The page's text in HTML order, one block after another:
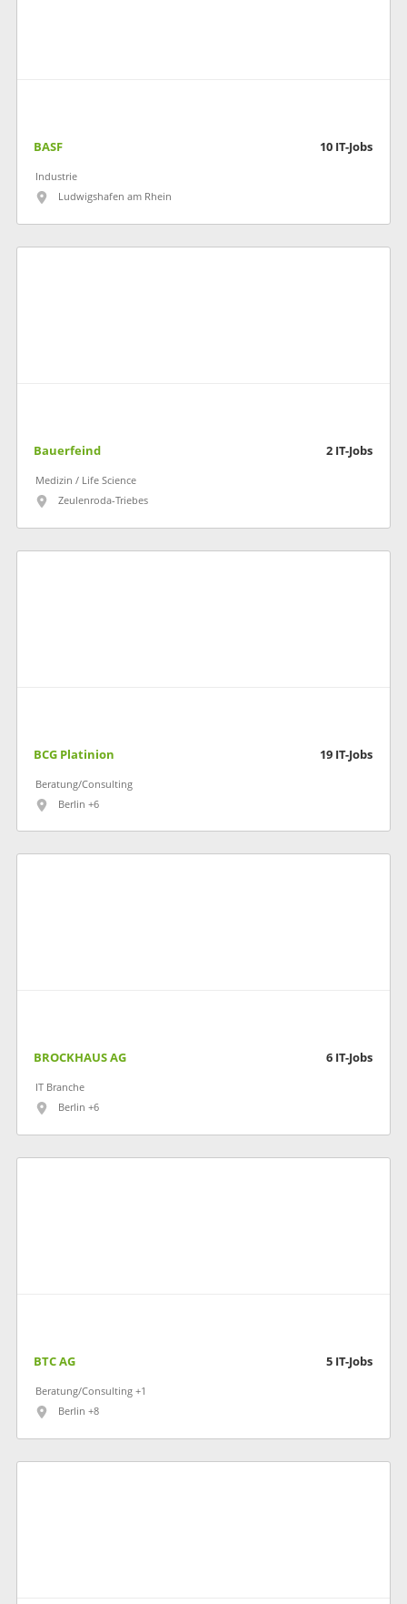
BASF 10 IT-Jobs
Industrie
Ludwigshafen am Rhein
Bauerfeind 2 IT-Jobs
Medizin / Life Science
Zeulenroda-Triebes
BCG Platinion 19 IT-Jobs
Beratung/Consulting
Berlin +6
BROCKHAUS AG 6 IT-Jobs
IT Branche
Berlin +6
BTC AG 5 IT-Jobs
Beratung/Consulting +1
Berlin +8